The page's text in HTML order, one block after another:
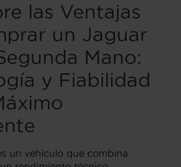
las Ventajas
un Jaguar
Mano:
y Fiabilidad
un vehículo que combina